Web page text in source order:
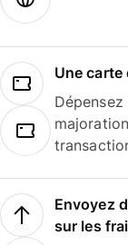
Une
Envoyez
sur les